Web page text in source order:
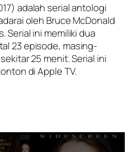
adalah serial antologi
oleh Bruce McDonald
Serial ini memiliki dua
23 episode, masing-
25 menit. Serial ini
di Apple TV.